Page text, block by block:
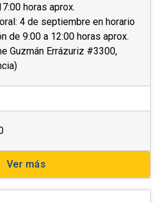
horas aprox.
4 de septiembre en horario
de 9:00 a 12:00 horas aprox.
Guzmán Errázuriz #3300,
Ver más